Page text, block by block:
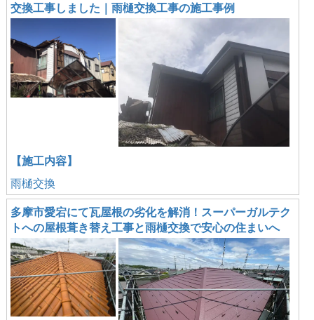
交換工事しました｜雨樋交換工事の施工事例
【施工内容】
雨樋交換
多摩市愛宕にて瓦屋根の劣化を解消！スーパーガルテク
トへの屋根葺き替え工事と雨樋交換で安心の住まいへ